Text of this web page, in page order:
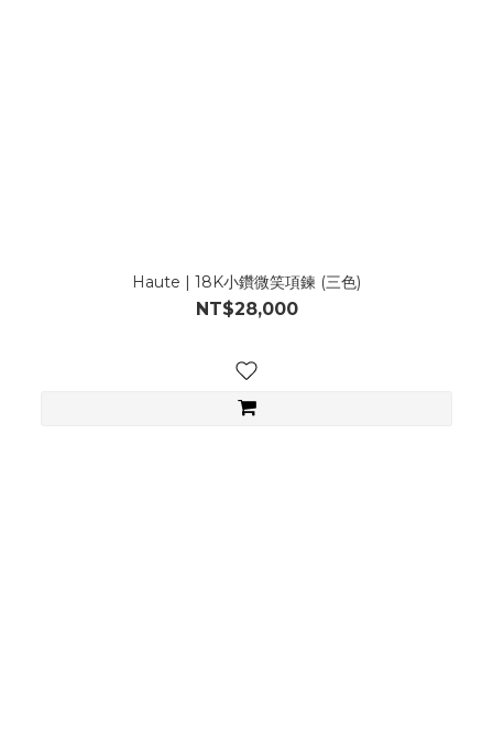
Haute | 18K小鑽微笑項鍊 (三色)
NT$28,000